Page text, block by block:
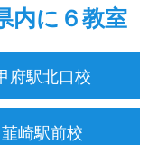
内に６教室
府駅北口校
韮崎駅前校